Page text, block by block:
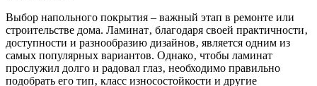
Выбор напольного покрытия – важный этап в ремонте или
строительстве дома. Ламинат‚ благодаря своей практичности‚
доступности и разнообразию дизайнов‚ является одним из
самых популярных вариантов. Однако‚ чтобы ламинат
прослужил долго и радовал глаз‚ необходимо правильно
подобрать его тип‚ класс износостойкости и другие